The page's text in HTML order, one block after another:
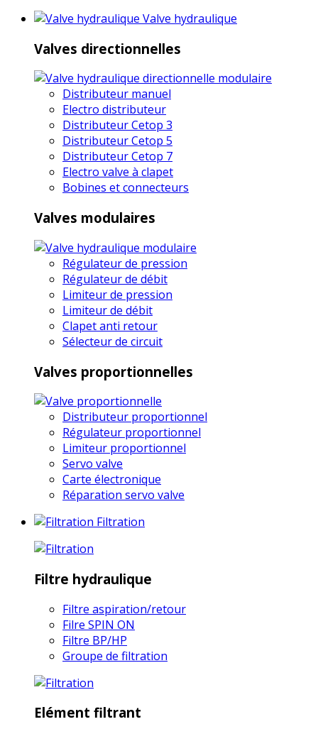
Valve hydraulique
Valves directionnelles
Distributeur manuel
Electro distributeur
Distributeur Cetop 3
Distributeur Cetop 5
Distributeur Cetop 7
Electro valve à clapet
Bobines et connecteurs
Valves modulaires
Régulateur de pression
Régulateur de débit
Limiteur de pression
Limiteur de débit
Clapet anti retour
Sélecteur de circuit
Valves proportionnelles
Distributeur proportionnel
Régulateur proportionnel
Limiteur proportionnel
Servo valve
Carte électronique
Réparation servo valve
Filtration
Filtre hydraulique
Filtre aspiration/retour
Filre SPIN ON
Filtre BP/HP
Groupe de filtration
Elément filtrant